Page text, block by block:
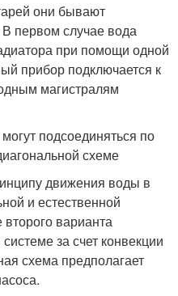
они бывают
первом случае вода
при помощи одной
прибор подключается к
магистралям
подсоединяться по
схеме
движения воды в
и естественной
варианта
за счет конвекции
схема предполагает